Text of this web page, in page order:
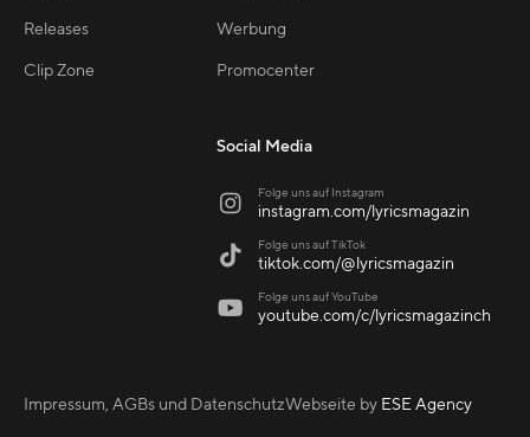
Releases
Clip Zone
Werbung
Promocenter
Social Media
 Folge uns auf Instagram
instagram.com/lyricsmagazin
 Folge uns auf TikTok
tiktok.com/@lyricsmagazin
 Folge uns auf YouTube
youtube.com/c/lyricsmagazinch
Impressum, AGBs und DatenschutzWebseite by ESE Agency